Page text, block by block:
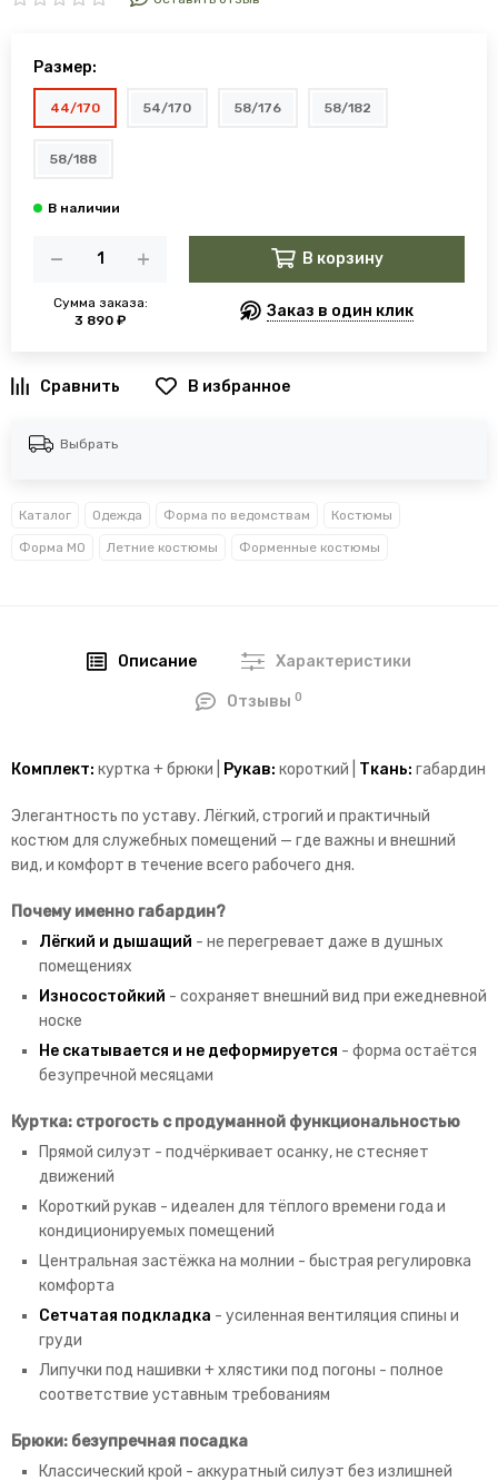
Размер:
44/170 54/170 58/176 58/182
58/188
Сумма заказа:
3 890 ₽
В корзину
Заказ в один клик
В избранное
Выбрать
Каталог Одежда Форма по ведомствам Костюмы
Форма МО Летние костюмы Форменные костюмы
Описание Характеристики
Отзывы0
Комплект: куртка + брюки | Рукав: короткий | Ткань: габардин
Элегантность по уставу. Лёгкий, строгий и практичный
костюм для служебных помещений — где важны и внешний
вид, и комфорт в течение всего рабочего дня.
Почему именно габардин?
Лёгкий и дышащий - не перегревает даже в душных
помещениях
Износостойкий - сохраняет внешний вид при ежедневной
носке
Не скатывается и не деформируется - форма остаётся
безупречной месяцами
Куртка: строгость с продуманной функциональностью
Прямой силуэт - подчёркивает осанку, не стесняет
движений
Короткий рукав - идеален для тёплого времени года и
кондиционируемых помещений
Центральная застёжка на молнии - быстрая регулировка
комфорта
Сетчатая подкладка - усиленная вентиляция спины и
груди
Липучки под нашивки + хлястики под погоны - полное
соответствие уставным требованиям
Брюки: безупречная посадка
Классический крой - аккуратный силуэт без излишней